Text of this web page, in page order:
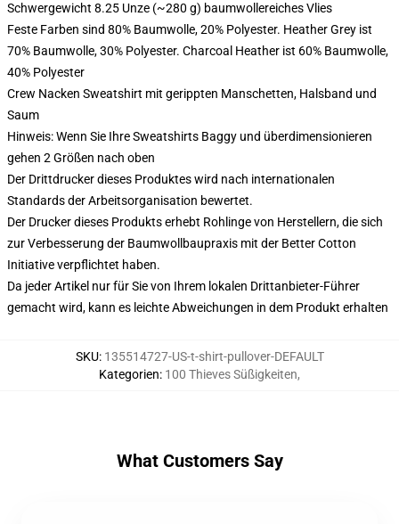
Schwergewicht 8.25 Unze (~280 g) baumwollereiches Vlies
Feste Farben sind 80% Baumwolle, 20% Polyester. Heather Grey ist
70% Baumwolle, 30% Polyester. Charcoal Heather ist 60% Baumwolle,
40% Polyester
Crew Nacken Sweatshirt mit gerippten Manschetten, Halsband und
Saum
Hinweis: Wenn Sie Ihre Sweatshirts Baggy und überdimensionieren
gehen 2 Größen nach oben
Der Drittdrucker dieses Produktes wird nach internationalen
Standards der Arbeitsorganisation bewertet.
Der Drucker dieses Produkts erhebt Rohlinge von Herstellern, die sich
zur Verbesserung der Baumwollbaupraxis mit der Better Cotton
Initiative verpflichtet haben.
Da jeder Artikel nur für Sie von Ihrem lokalen Drittanbieter-Führer
gemacht wird, kann es leichte Abweichungen in dem Produkt erhalten
SKU: 135514727-US-t-shirt-pullover-DEFAULT
Kategorien: 100 Thieves Süßigkeiten,
What Customers Say